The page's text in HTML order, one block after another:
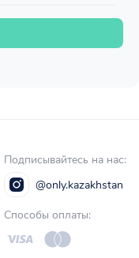
Подписывайтесь на нас:
@only.kazakhstan
Способы оплаты: